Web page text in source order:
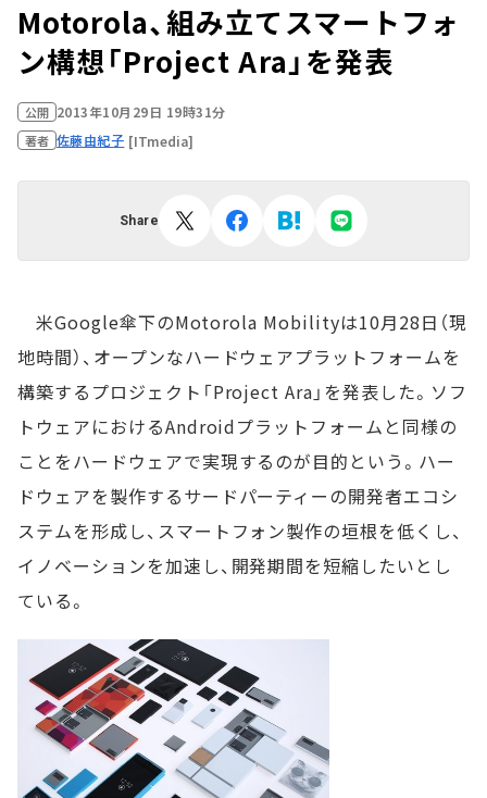
Motorola、組み立てスマートフォ
ン構想「Project Ara」を発表
公開 2013年10月29日 19時31分
著者 佐藤由紀子 [ITmedia]
Share
米Google傘下のMotorola Mobilityは10月28日（現
地時間）、オープンなハードウェアプラットフォームを
構築するプロジェクト「Project Ara」を発表した。ソフ
トウェアにおけるAndroidプラットフォームと同様の
ことをハードウェアで実現するのが目的という。ハー
ドウェアを製作するサードパーティーの開発者エコシ
ステムを形成し、スマートフォン製作の垣根を低くし、
イノベーションを加速し、開発期間を短縮したいとし
ている。